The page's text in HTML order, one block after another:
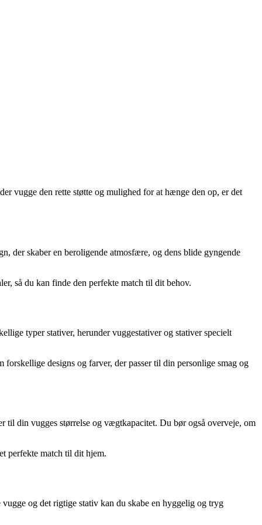
vugge den rette støtte og mulighed for at hænge den op, er det
der skaber en beroligende atmosfære, og dens blide gyngende
så du kan finde den perfekte match til dit behov.
typer stativer, herunder vuggestativer og stativer specielt
designs og farver, der passer til din personlige smag og
til din vugges størrelse og vægtkapacitet. Du bør også overveje, om
perfekte match til dit hjem.
og det rigtige stativ kan du skabe en hyggelig og tryg